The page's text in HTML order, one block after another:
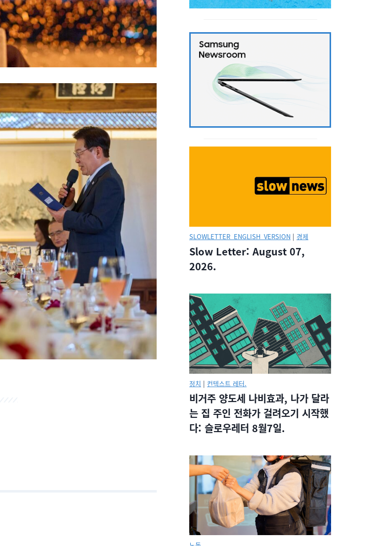
SLOWLETTER_ENGLISH_VERSION | 경제
Slow Letter: August 07,
2026.
정치 | 컨텍스트 레터.
비거주 양도세 나비효과, 나가 달라
는 집 주인 전화가 걸려오기 시작했
다: 슬로우레터 8월7일.